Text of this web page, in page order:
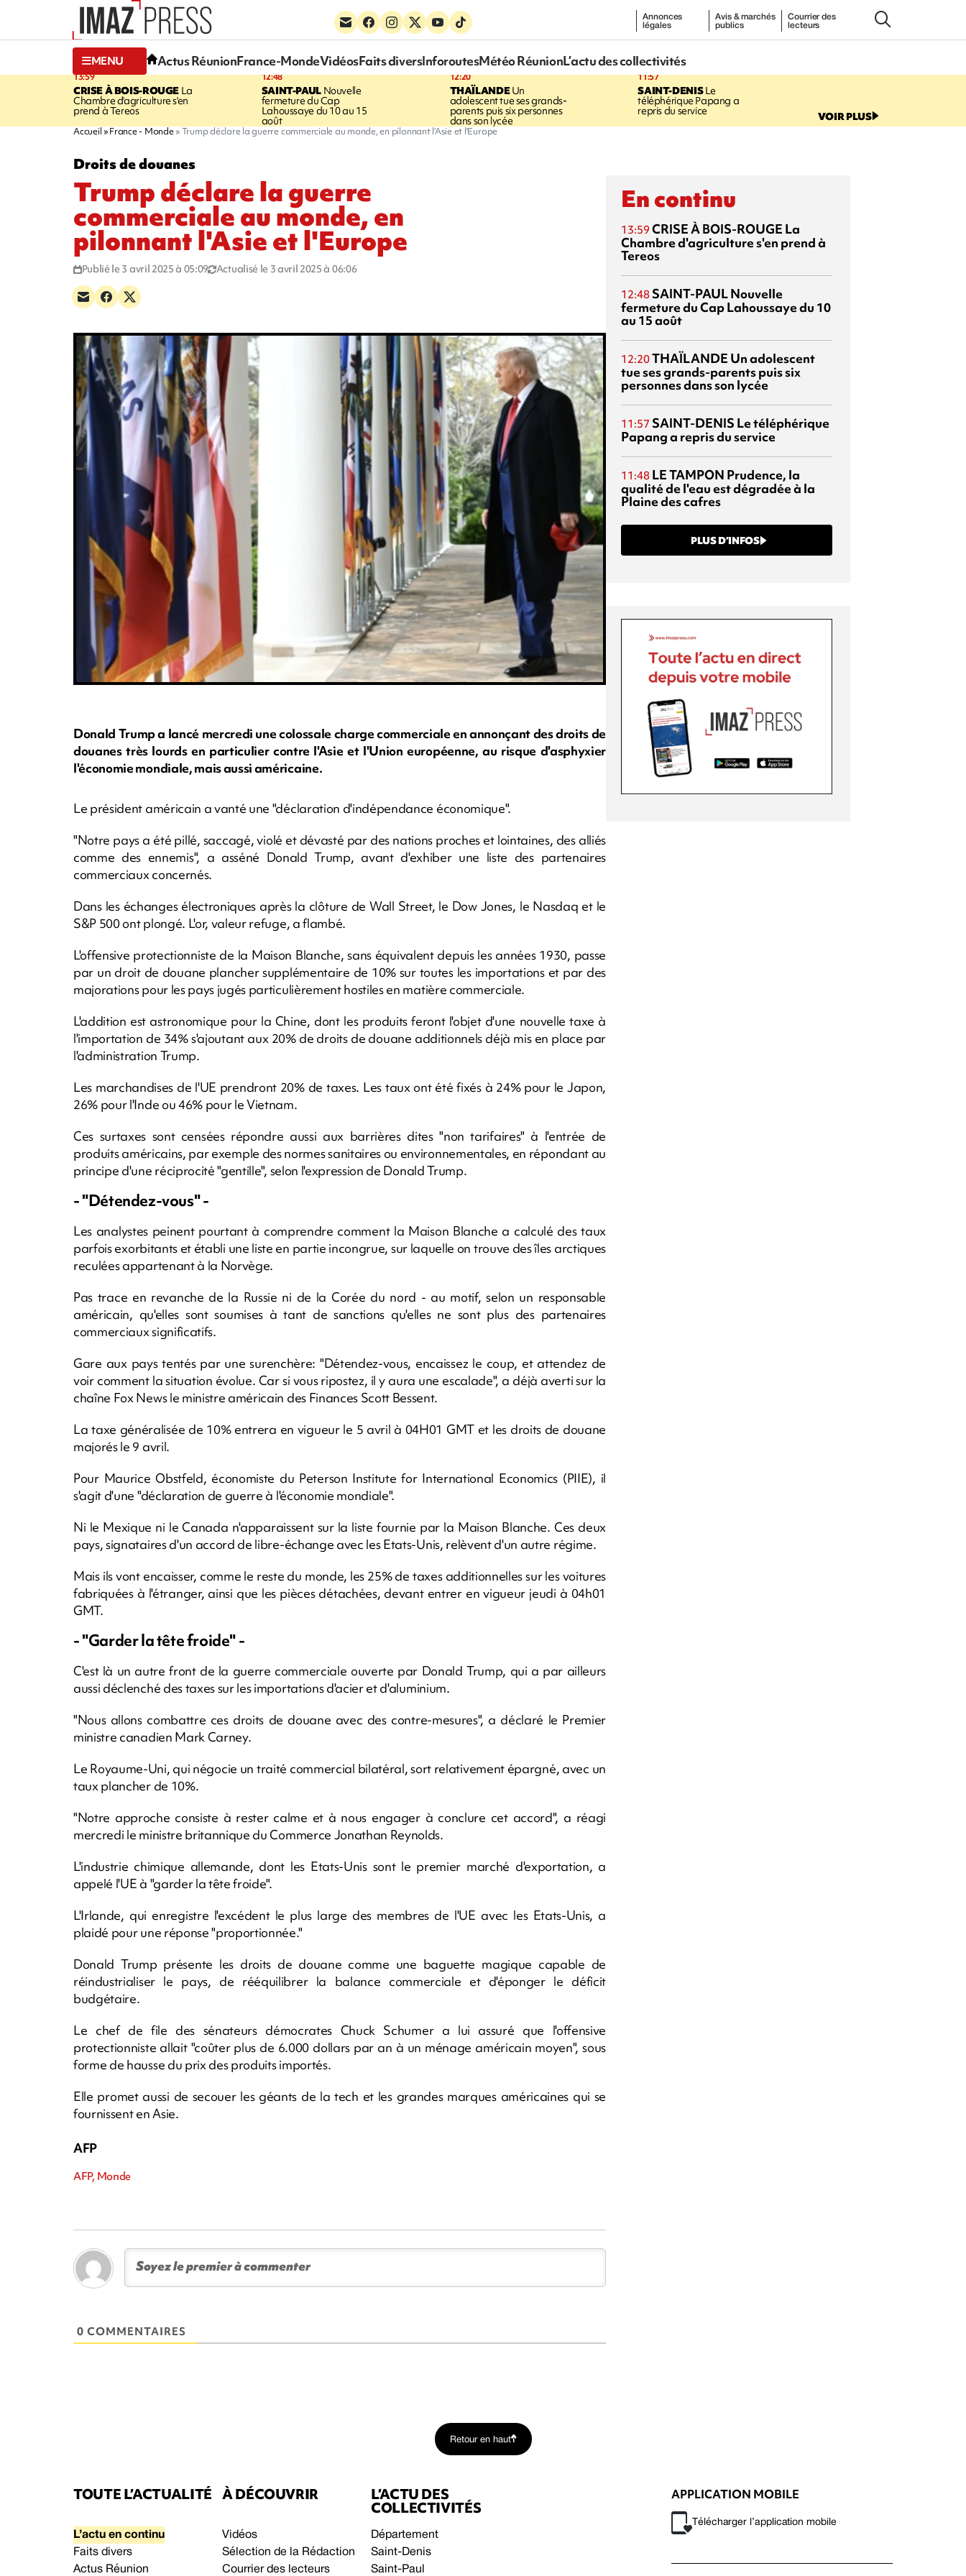
Annonces
légales
Avis & marchés
publics
Courrier des
lecteurs
MENU Actus RéunionFrance-MondeVidéosFaits diversInforoutesMétéo RéunionL’actu des collectivités
13:59
CRISE À BOIS-ROUGELa
Chambre d'agriculture s'en
prend à Tereos
12:48
SAINT-PAULNouvelle
fermeture du Cap
Lahoussaye du 10 au 15
août
12:20
THAÏLANDEUn
adolescent tue ses grands-
parents puis six personnes
dans son lycée
11:57
SAINT-DENISLe
téléphérique Papang a
repris du service VOIR PLUS
Accueil France - Monde Trump déclare la guerre commerciale au monde, en pilonnant l'Asie et l'Europe
Droits de douanes
Trump déclare la guerre
commerciale au monde, en
pilonnant l'Asie et l'Europe
Publié le 3 avril 2025 à 05:09 Actualisé le 3 avril 2025 à 06:06
Donald Trump a lancé mercredi une colossale charge commerciale en annonçant des droits de
douanes très lourds en particulier contre l'Asie et l'Union européenne, au risque d'asphyxier
l'économie mondiale, mais aussi américaine.
Le président américain a vanté une "déclaration d'indépendance économique".
"Notre pays a été pillé, saccagé, violé et dévasté par des nations proches et lointaines, des alliés
comme des ennemis", a asséné Donald Trump, avant d'exhiber une liste des partenaires
commerciaux concernés.
Dans les échanges électroniques après la clôture de Wall Street, le Dow Jones, le Nasdaq et le
S&P 500 ont plongé. L'or, valeur refuge, a flambé.
L'offensive protectionniste de la Maison Blanche, sans équivalent depuis les années 1930, passe
par un droit de douane plancher supplémentaire de 10% sur toutes les importations et par des
majorations pour les pays jugés particulièrement hostiles en matière commerciale.
L'addition est astronomique pour la Chine, dont les produits feront l'objet d'une nouvelle taxe à
l'importation de 34% s'ajoutant aux 20% de droits de douane additionnels déjà mis en place par
l'administration Trump.
Les marchandises de l'UE prendront 20% de taxes. Les taux ont été fixés à 24% pour le Japon,
26% pour l'Inde ou 46% pour le Vietnam.
Ces surtaxes sont censées répondre aussi aux barrières dites "non tarifaires" à l'entrée de
produits américains, par exemple des normes sanitaires ou environnementales, en répondant au
principe d'une réciprocité "gentille", selon l'expression de Donald Trump.
- "Détendez-vous" -
Les analystes peinent pourtant à comprendre comment la Maison Blanche a calculé des taux
parfois exorbitants et établi une liste en partie incongrue, sur laquelle on trouve des îles arctiques
reculées appartenant à la Norvège.
Pas trace en revanche de la Russie ni de la Corée du nord - au motif, selon un responsable
américain, qu'elles sont soumises à tant de sanctions qu'elles ne sont plus des partenaires
commerciaux significatifs.
Gare aux pays tentés par une surenchère: "Détendez-vous, encaissez le coup, et attendez de
voir comment la situation évolue. Car si vous ripostez, il y aura une escalade", a déjà averti sur la
chaîne Fox News le ministre américain des Finances Scott Bessent.
La taxe généralisée de 10% entrera en vigueur le 5 avril à 04H01 GMT et les droits de douane
majorés le 9 avril.
Pour Maurice Obstfeld, économiste du Peterson Institute for International Economics (PIIE), il
s'agit d'une "déclaration de guerre à l'économie mondiale".
Ni le Mexique ni le Canada n'apparaissent sur la liste fournie par la Maison Blanche. Ces deux
pays, signataires d'un accord de libre-échange avec les Etats-Unis, relèvent d'un autre régime.
Mais ils vont encaisser, comme le reste du monde, les 25% de taxes additionnelles sur les voitures
fabriquées à l'étranger, ainsi que les pièces détachées, devant entrer en vigueur jeudi à 04h01
GMT.
- "Garder la tête froide" -
C'est là un autre front de la guerre commerciale ouverte par Donald Trump, qui a par ailleurs
aussi déclenché des taxes sur les importations d'acier et d'aluminium.
"Nous allons combattre ces droits de douane avec des contre-mesures", a déclaré le Premier
ministre canadien Mark Carney.
Le Royaume-Uni, qui négocie un traité commercial bilatéral, sort relativement épargné, avec un
taux plancher de 10%.
"Notre approche consiste à rester calme et à nous engager à conclure cet accord", a réagi
mercredi le ministre britannique du Commerce Jonathan Reynolds.
L'industrie chimique allemande, dont les Etats-Unis sont le premier marché d'exportation, a
appelé l'UE à "garder la tête froide".
L'Irlande, qui enregistre l'excédent le plus large des membres de l'UE avec les Etats-Unis, a
plaidé pour une réponse "proportionnée."
Donald Trump présente les droits de douane comme une baguette magique capable de
réindustrialiser le pays, de rééquilibrer la balance commerciale et d'éponger le déficit
budgétaire.
Le chef de file des sénateurs démocrates Chuck Schumer a lui assuré que l'offensive
protectionniste allait "coûter plus de 6.000 dollars par an à un ménage américain moyen", sous
forme de hausse du prix des produits importés.
Elle promet aussi de secouer les géants de la tech et les grandes marques américaines qui se
fournissent en Asie.
AFP
AFP, Monde
0 COMMENTAIRES
En continu
13:59 CRISE À BOIS-ROUGE La
Chambre d'agriculture s'en prend à
Tereos
12:48 SAINT-PAULNouvelle
fermeture du Cap Lahoussaye du 10
au 15 août
12:20THAÏLANDE Un adolescent
tue ses grands-parents puis six
personnes dans son lycée
11:57 SAINT-DENIS Le téléphérique
Papang a repris du service
11:48 LE TAMPON Prudence, la
qualité de l'eau est dégradée à la
Plaine des cafres
PLUS D’INFOS
Retour en haut
TOUTE L’ACTUALITÉ
L’actu en continu
Faits divers
Actus Réunion
À DÉCOUVRIR
Vidéos
Sélection de la Rédaction
Courrier des lecteurs
L’ACTU DES
COLLECTIVITÉS
Département
Saint-Denis
Saint-Paul
APPLICATION MOBILE
Télécharger l’application mobile